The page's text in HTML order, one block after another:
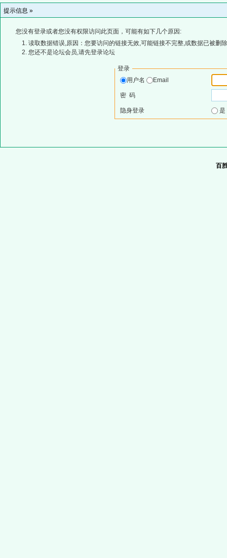
提示信息 »
您没有登录或者您没有权限访问此页面，可能有如下几个原因:
读取数据错误,原因：您要访问的链接无效,可能链接不完整,或数据已被删
您还不是论坛会员,请先登录论坛
登录
用户名
Email
密 码
隐身登录
百